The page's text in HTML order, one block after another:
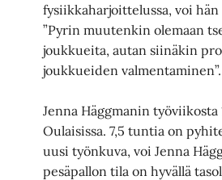
fysiikkaharjoittelussa, voi
”Pyrin muutenkin olemaan
joukkueita, autan siinäkin
joukkueiden valmentaminen”.
Jenna Häggmanin työviikosta
Oulaisissa. 7,5 tuntia on
uusi työnkuva, voi Jenna
pesäpallon tila on hyvällä